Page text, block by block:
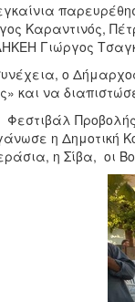
Καραντινός,
Γιώργος
ο
και να
Φεστιβάλ Προβολής
η Δημοτική
η Σίβα, οι